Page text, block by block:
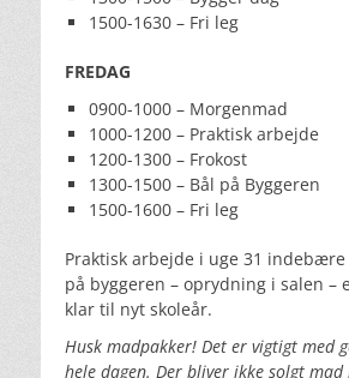
1500-1630 – Fri leg
FREDAG
0900-1000 – Morgenmad
1000-1200 – Praktisk arbejde
1200-1300 – Frokost
1300-1500 – Bål på Byggeren
1500-1600 – Fri leg
Praktisk arbejde i uge 31
på byggeren – oprydning i salen –
klar til nyt skoleår.
Husk madpakker! Det er vigtigt med
hele dagen. Der bliver ikke solgt mad